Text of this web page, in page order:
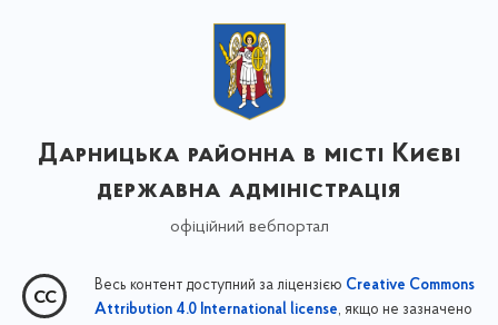
Дарницька районна в місті Києві
державна адміністрація
офіційний вебпортал
Весь контент доступний за ліцензією Creative Commons
Attribution 4.0 International license, якщо не зазначено